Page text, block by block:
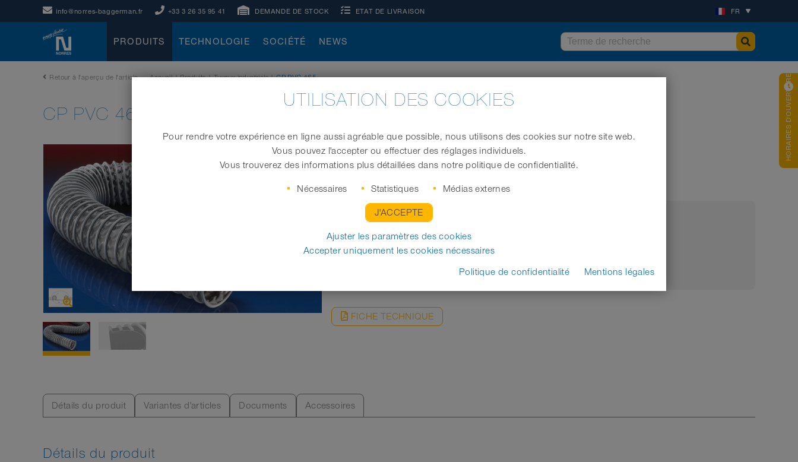
info@norres-baggerman.fr +33 3 26 35 95 41 DEMANDE DE STOCK ETAT DE LIVRAISON FR
PRODUITS TECHNOLOGIE SOCIÉTÉ NEWS
Retour à l'aperçu de l'article Accueil | Produits | Tuyaux industriels | CP PVC 465
CP PVC 465
Tuyau PVC avec profilé de serrage (tuyau clippé) (jusqu’à + 110°C)
Ø intérieur (in / mm)
FICHE TECHNIQUE
Détails du produit Variantes d'articles Documents Accessoires
Détails du produit
HORAIRES D'OUVERTURES
UTILISATION DES COOKIES
Pour rendre votre expérience en ligne aussi agréable que possible, nous utilisons des cookies sur notre site web.
Vous pouvez l'accepter ou effectuer des réglages individuels.
Vous trouverez des informations plus détaillées dans notre politique de confidentialité.
Nécessaires Statistiques Médias externes
J'ACCEPTE
Ajuster les paramètres des cookies
Accepter uniquement les cookies nécessaires
Politique de confidentialité
Mentions légales